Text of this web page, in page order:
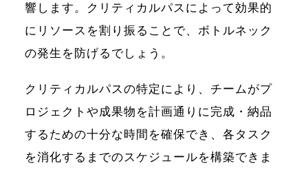
響します。クリティカルパスによって効果的
にリソースを割り振ることで、ボトルネック
の発生を防げるでしょう。
クリティカルパスの特定により、チームがプ
ロジェクトや成果物を計画通りに完成・納品
するための十分な時間を確保でき、各タスク
を消化するまでのスケジュールを構築できま